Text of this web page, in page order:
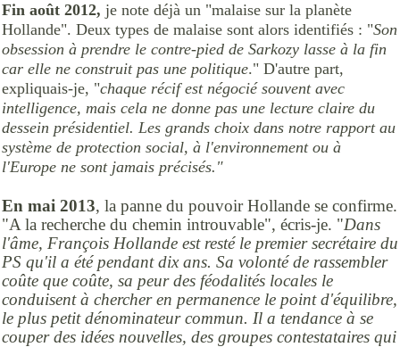
Fin août 2012, je note déjà un "malaise sur la planète
Hollande". Deux types de malaise sont alors identifiés : "Son
obsession à prendre le contre-pied de Sarkozy lasse à la fin
car elle ne construit pas une politique." D'autre part,
expliquais-je, "chaque récif est négocié souvent avec
intelligence, mais cela ne donne pas une lecture claire du
dessein présidentiel. Les grands choix dans notre rapport au
système de protection social, à l'environnement ou à
l'Europe ne sont jamais précisés."
En mai 2013, la panne du pouvoir Hollande se confirme.
"A la recherche du chemin introuvable", écris-je. "Dans
l'âme, François Hollande est resté le premier secrétaire du
PS qu'il a été pendant dix ans. Sa volonté de rassembler
coûte que coûte, sa peur des féodalités locales le
conduisent à chercher en permanence le point d'équilibre,
le plus petit dénominateur commun. Il a tendance à se
couper des idées nouvelles, des groupes contestataires qui